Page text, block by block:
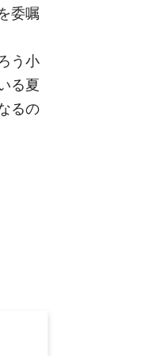
委嘱
う小
る夏
るの